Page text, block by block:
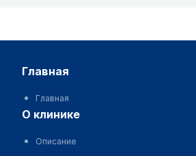
главная
Главная
о клинике
Описание